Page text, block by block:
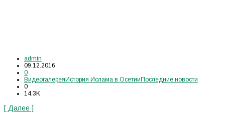
admin
09.12.2016
0
Видеогалерея История Ислама в Осетии Последние новости
0
14.3K
[ Далее ]